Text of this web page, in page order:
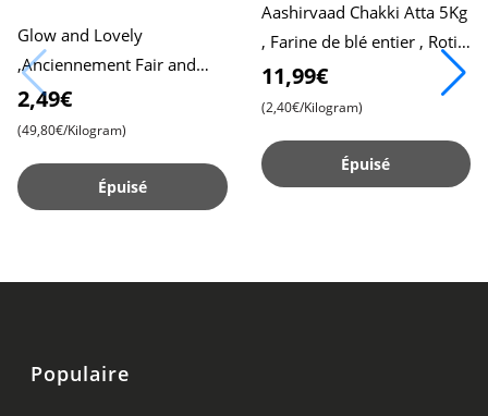
Glow and Lovely
,Anciennement Fair and
Lovely, 50g Pack , Formule
Avancée pour une Peau
2,49€
(49,80€/Kilogram)
Épuisé
Aashirvaad Chakki Atta 5Kg
, Farine de blé entier , Roti
moelleux , Chapati
11,99€
(2,40€/Kilogram)
Épuisé
Populaire